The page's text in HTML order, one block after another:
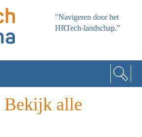
"Navigeren door het
HRTech-landschap."
Bekijk alle